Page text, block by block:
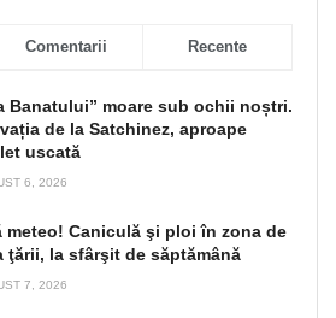
Comentarii Recente
Banatului” moare sub ochii noștri.
de la Satchinez, aproape
uscată
6, 2026
meteo! Caniculă şi ploi în zona de
ţării, la sfârşit de săptămână
7, 2026